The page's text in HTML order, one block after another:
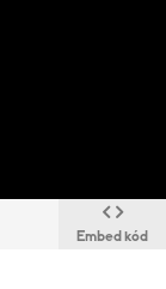
Embed kód